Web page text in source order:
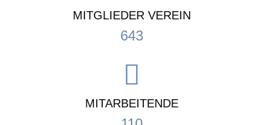
MITGLIEDER VEREIN
643
MITARBEITENDE